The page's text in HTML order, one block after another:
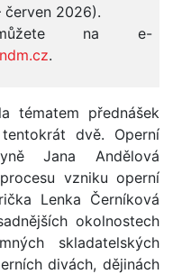
2026).
na e-
.
tématem přednášek
dvě. Operní
Jana Andělová
vzniku operní
Lenka Černíková
okolnostech
skladatelských
divách, dějinách